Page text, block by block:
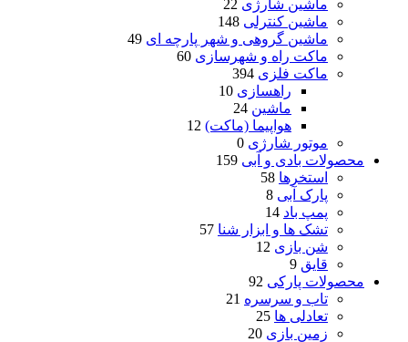
ماشین شارژی 22
ماشین کنترلی 148
ماشین گروهی و شهر پارچه ای 49
ماکت راه و شهرسازی 60
ماکت فلزی 394
راهسازی 10
ماشین 24
هواپیما (ماکت) 12
موتور شارژی 0
محصولات بادی و آبی 159
استخرها 58
پارک آبی 8
پمپ باد 14
تشک ها و ابزار شنا 57
شن بازی 12
قایق 9
محصولات پارکی 92
تاب و سرسره 21
تعادلی ها 25
زمین بازی 20